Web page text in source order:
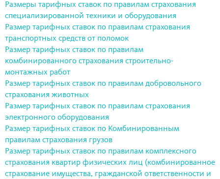
Размеры тарифных ставок по правилам страхования
специализированной техники и оборудования
Размер тарифных ставок по правилам страхования
транспортных средств от поломок
Размер тарифных ставок по правилам
комбинированного страхования строительно-
монтажных работ
Размер тарифных ставок по правилам добровольного
страхования животных
Размер тарифных ставок по правилам страхования
электронного оборудования
Размер тарифных ставок по Комбинированным
правилам страхования грузов
Размер тарифных ставок по правилам комплексного
страхования квартир физических лиц (комбинированное
страхование имущества, гражданской ответственности и